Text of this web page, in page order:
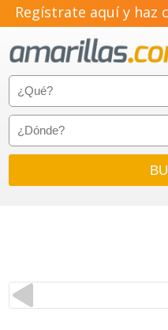
Regístrate aquí y haz